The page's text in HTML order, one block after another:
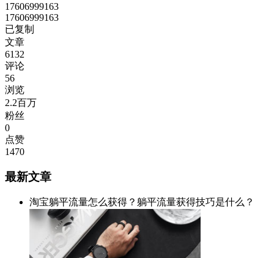
17606999163
17606999163
已复制
文章
6132
评论
56
浏览
2.2百万
粉丝
0
点赞
1470
最新文章
淘宝躺平流量怎么获得？躺平流量获得技巧是什么？